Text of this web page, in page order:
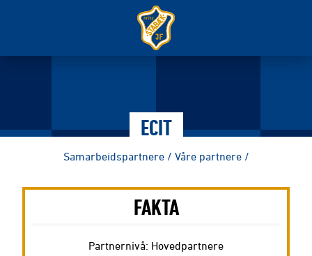
ECIT
Samarbeidspartnere / Våre partnere /
FAKTA
Partnernivå: Hovedpartnere